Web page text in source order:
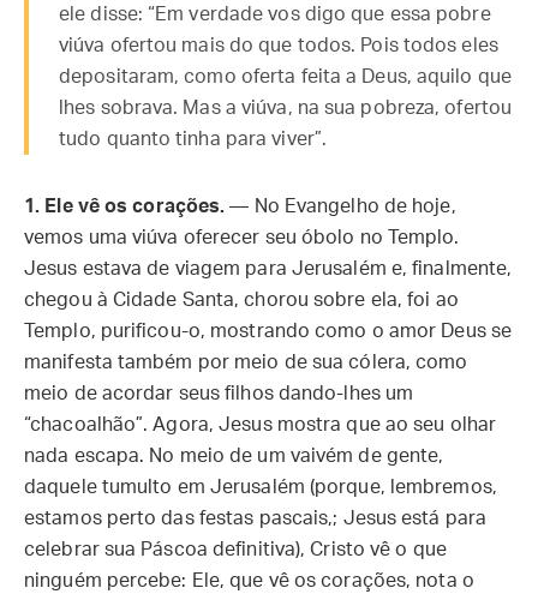
ele disse: “Em verdade vos digo que essa pobre
viúva ofertou mais do que todos. Pois todos eles
depositaram, como oferta feita a Deus, aquilo que
lhes sobrava. Mas a viúva, na sua pobreza, ofertou
tudo quanto tinha para viver”.
1. Ele vê os corações.— No Evangelho de hoje,
vemos uma viúva oferecer seu óbolo no Templo.
Jesus estava de viagem para Jerusalém e, finalmente,
chegou à Cidade Santa, chorou sobre ela, foi ao
Templo, purificou-o, mostrando como o amor Deus se
manifesta também por meio de sua cólera, como
meio de acordar seus filhos dando-lhes um
“chacoalhão”. Agora, Jesus mostra que ao seu olhar
nada escapa. No meio de um vaivém de gente,
daquele tumulto em Jerusalém (porque, lembremos,
estamos perto das festas pascais,; Jesus está para
celebrar sua Páscoa definitiva), Cristo vê o que
ninguém percebe: Ele, que vê os corações, nota o